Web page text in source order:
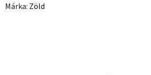
termék
Márka: Zöld